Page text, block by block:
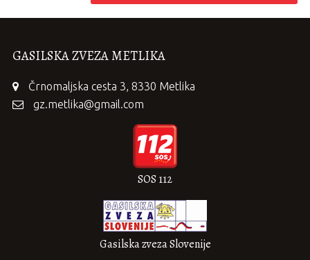
GASILSKA ZVEZA METLIKA
Črnomaljska cesta 3, 8330 Metlika
gz.metlika@gmail.com
SOS 112
Gasilska zveza Slovenije